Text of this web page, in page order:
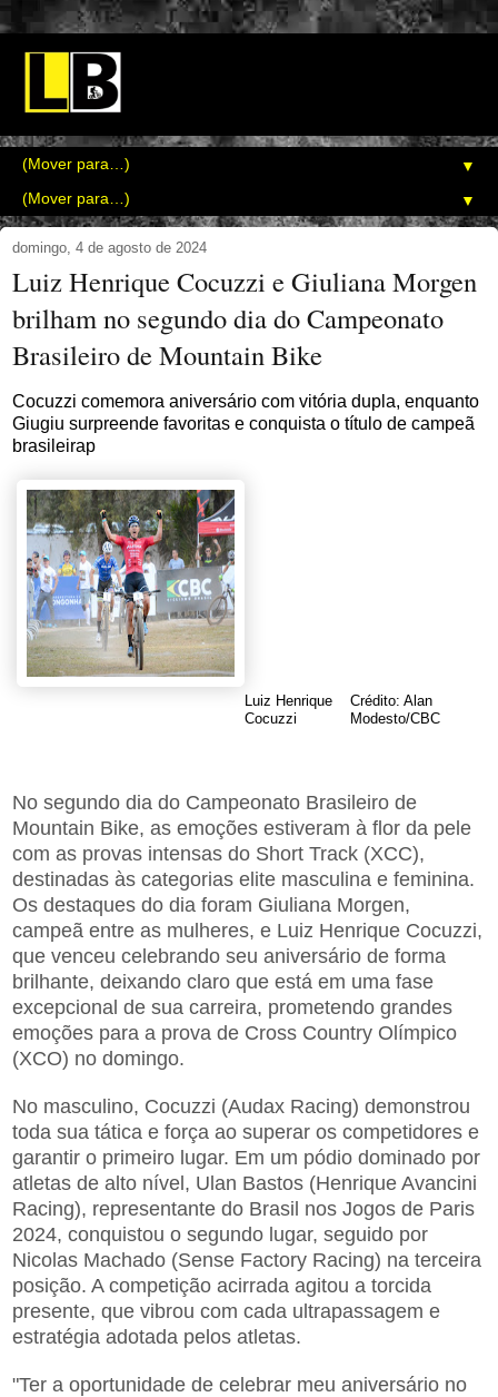
▼
▼
domingo, 4 de agosto de 2024
Luiz Henrique Cocuzzi e Giuliana Morgen
brilham no segundo dia do Campeonato
Brasileiro de Mountain Bike
Cocuzzi comemora aniversário com vitória dupla, enquanto
Giugiu surpreende favoritas e conquista o título de campeã
brasileirap
Luiz Henrique
Cocuzzi
Crédito: Alan
Modesto/CBC
No segundo dia do Campeonato Brasileiro de
Mountain Bike, as emoções estiveram à flor da pele
com as provas intensas do Short Track (XCC),
destinadas às categorias elite masculina e feminina.
Os destaques do dia foram Giuliana Morgen,
campeã entre as mulheres, e Luiz Henrique Cocuzzi,
que venceu celebrando seu aniversário de forma
brilhante, deixando claro que está em uma fase
excepcional de sua carreira, prometendo grandes
emoções para a prova de Cross Country Olímpico
(XCO) no domingo.
No masculino, Cocuzzi (Audax Racing) demonstrou
toda sua tática e força ao superar os competidores e
garantir o primeiro lugar. Em um pódio dominado por
atletas de alto nível, Ulan Bastos (Henrique Avancini
Racing), representante do Brasil nos Jogos de Paris
2024, conquistou o segundo lugar, seguido por
Nicolas Machado (Sense Factory Racing) na terceira
posição. A competição acirrada agitou a torcida
presente, que vibrou com cada ultrapassagem e
estratégia adotada pelos atletas.
"Ter a oportunidade de celebrar meu aniversário no